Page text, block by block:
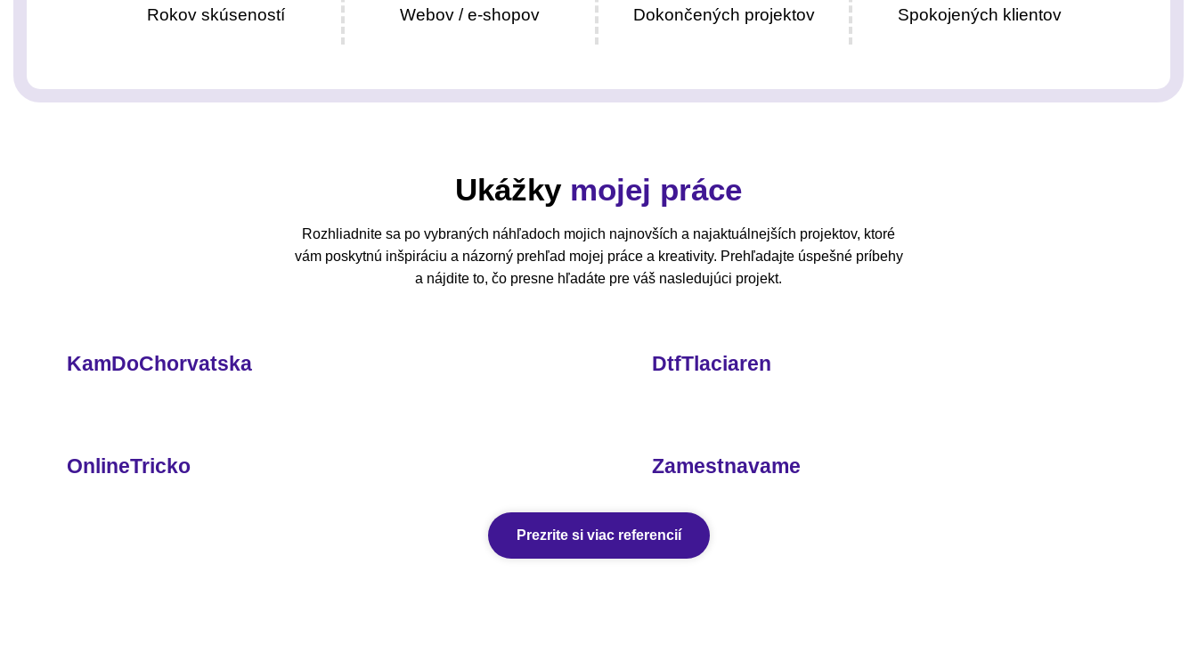
Rokov skúseností Webov / e-shopov Dokončených projektov Spokojených klientov
Ukážkymojej práce
Rozhliadnite sa po vybraných náhľadoch mojich najnovších a najaktuálnejších projektov, ktoré
vám poskytnú inšpiráciu a názorný prehľad mojej práce a kreativity. Prehľadajte úspešné príbehy
a nájdite to, čo presne hľadáte pre váš nasledujúci projekt.
KamDoChorvatska DtfTlaciaren
OnlineTricko Zamestnavame
Prezrite si viac referencií